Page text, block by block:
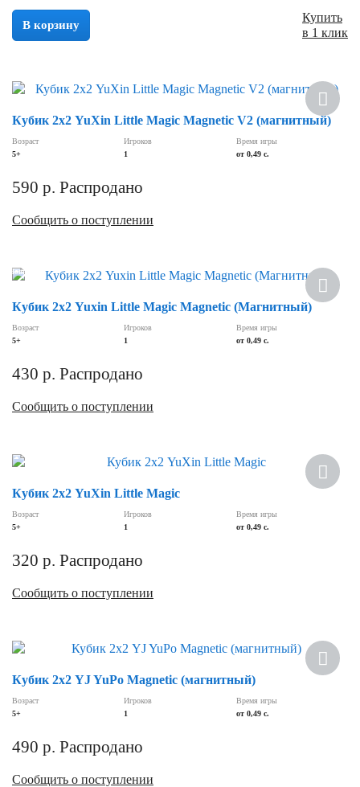
В корзину
Купить
в 1 клик
Кубик 2х2 YuXin Little Magic Magnetic V2 (магнитный)
Возраст
5+
Игроков
1
Время игры
от 0,49 с.
590 р. Распродано
Сообщить о поступлении
Новинка
Кубик 2х2 Yuxin Little Magic Magnetic (Магнитный)
Возраст
5+
Игроков
1
Время игры
от 0,49 с.
430 р. Распродано
Сообщить о поступлении
Кубик 2х2 YuXin Little Magic
Возраст
5+
Игроков
1
Время игры
от 0,49 c.
320 р. Распродано
Сообщить о поступлении
Кубик 2х2 YJ YuPo Magnetic (магнитный)
Возраст
5+
Игроков
1
Время игры
от 0,49 c.
490 р. Распродано
Сообщить о поступлении